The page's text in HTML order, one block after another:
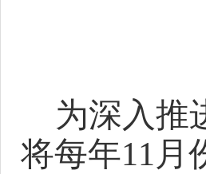
为深入推
将每年11月